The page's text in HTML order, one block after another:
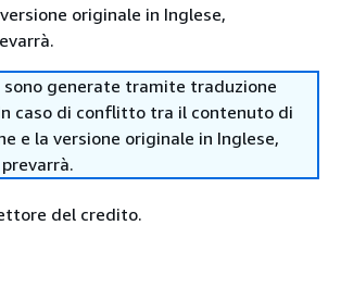
originale in Inglese,
sono generate tramite traduzione
caso di conflitto tra il contenuto di
e la versione originale in Inglese,
del credito.